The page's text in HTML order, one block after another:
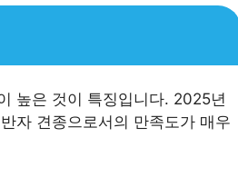
높은 것이 특징입니다. 2025년
자 견종으로서의 만족도가 매우